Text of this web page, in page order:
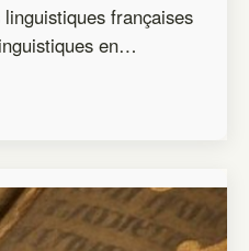
françaises
en…